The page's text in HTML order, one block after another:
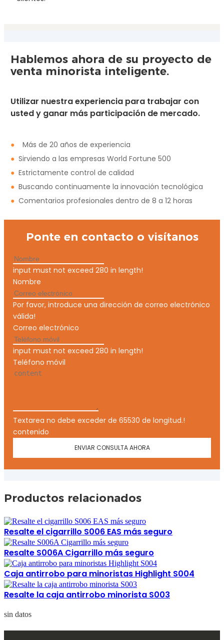
Hablemos ahora de su proyecto de
venta minorista inteligente.
Utilizar nuestra experiencia para trabajar con
usted y ganar más participación de mercado.
●
Más de 20 años de experiencia
●Sirviendo a las empresas World Fortune 500
●Estrictamente control de calidad
●Buscando continuamente la innovación tecnológica
●Comentarios profesionales dentro de 8 a 12 horas
Ponte en contacto o visítanos
input must not exceed 280 in length!
Nombre
Por favor, introduce una dirección de correo electrónico
válida!
Correo electrónico
input must not exceed 280 in length!
Teléfono móvil
Textarea no debe exceder de 65530 de longitud.!
contenido
ENVIAR CONSULTA AHORA
Productos relacionados
Resalte el cigarrillo S006 EAS más seguro
Resalte S006A Cigarrillo más seguro
Caja antirrobo para minoristas Highlight S004
Resalte la caja antirrobo minorista S003
sin datos